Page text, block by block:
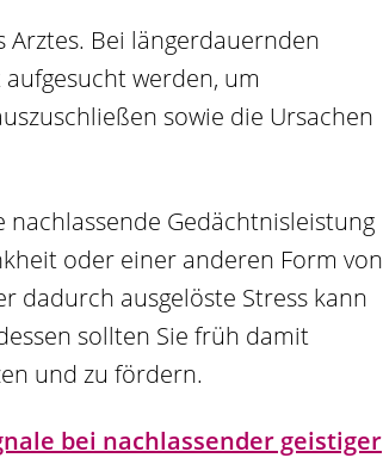
Arztes. Bei längerdauernden
werden, um
sowie die Ursachen
Gedächtnisleistung
oder einer anderen Form von
dadurch ausgelöste Stress kann
sollten Sie früh damit
und zu fördern.
bei nachlassender geistiger